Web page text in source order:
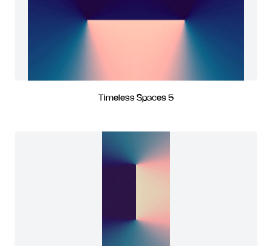
Timeless Spaces 5